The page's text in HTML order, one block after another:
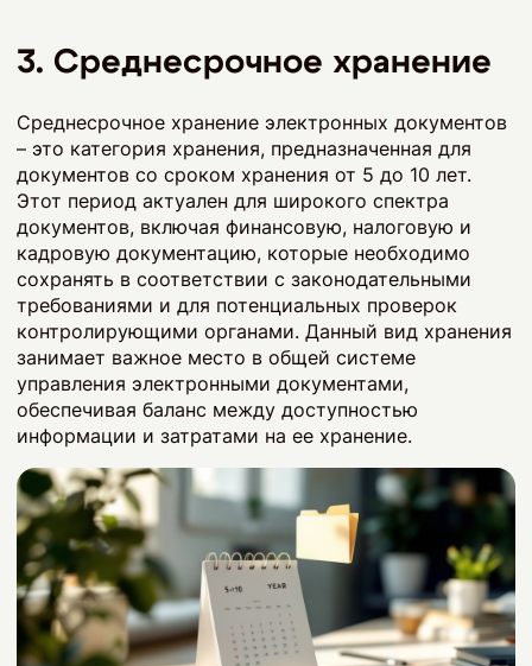
3. Среднесрочное хранение
Среднесрочное хранение электронных документов
– это категория хранения, предназначенная для
документов со сроком хранения от 5 до 10 лет.
Этот период актуален для широкого спектра
документов, включая финансовую, налоговую и
кадровую документацию, которые необходимо
сохранять в соответствии с законодательными
требованиями и для потенциальных проверок
контролирующими органами. Данный вид хранения
занимает важное место в общей системе
управления электронными документами,
обеспечивая баланс между доступностью
информации и затратами на ее хранение.